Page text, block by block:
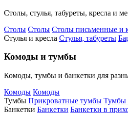
Столы, стулья, табуреты, кресла и
Столы Столы Столы письменные и
Стулья и кресла Стулья, табуреты
Комоды и тумбы
Комоды, тумбы и банкетки для
Комоды Комоды
Тумбы Прикроватные тумбы Тумбы
Банкетки Банкетки Банкетки в